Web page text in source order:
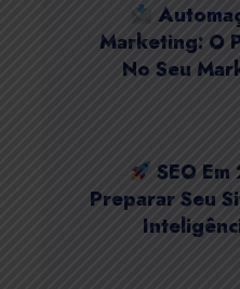
Marketing: O
No Seu
SEO
Preparar Seu